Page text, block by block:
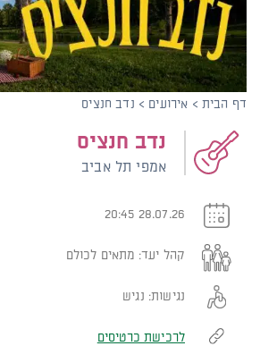
הַמְּסַיַּעַת
לִנְגִישׁוּת
הָאֲתָר.
דף הבית > אירועים > נדב חנציס
נדב חנציס
אמפי תל אביב
28.07.26 20:45
קהל יעד: מתאים לכולם
נגישות: נגיש
לרכישת כרטיסים